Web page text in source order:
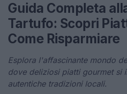
Guida Completa
Tartufo: Scopri
Come Risparmiare
Esplora l'affascinante mondo
dove deliziosi piatti gourmet si
autentiche tradizioni locali.